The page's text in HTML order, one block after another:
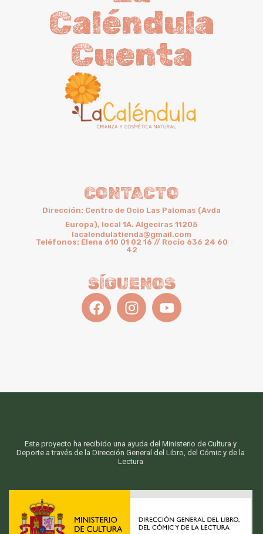
Caléndula
Cuenta
CONTACTO
Dirección: Centro de Ocio Las Palomas (Avda
Europa), local 1A. Algeciras 11205
lacalendulatienda@gmail.com
Teléfonos: Elena 610 01 02 16 // Rocío 636 24 60
42
SÍGUENOS
Este proyecto ha recibido una ayuda del Ministerio de Cultura y
Deporte a través de la Dirección General del Libro, del Cómic y de la
Lectura